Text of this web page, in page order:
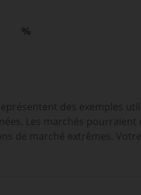
%
des exemples
Les marchés
de marché extrêmes.